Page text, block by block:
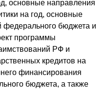
основные направления
на год, основные
бюджета и
программы
РФ и
кредитов на
финансирования
бюджета, а также